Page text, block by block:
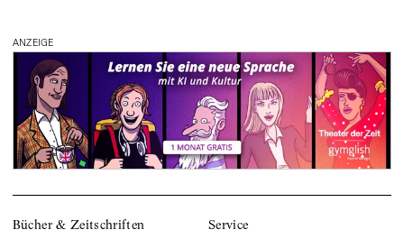
ANZEIGE
Bücher & Zeitschriften Service